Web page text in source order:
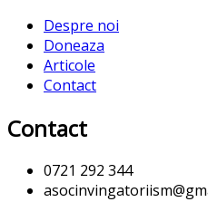
Despre noi
Doneaza
Articole
Contact
Contact
0721 292 344